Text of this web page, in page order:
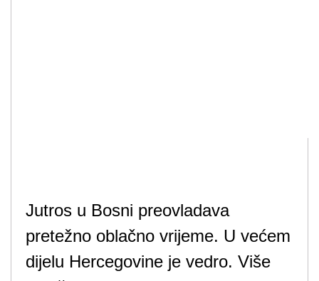
Jutros u Bosni preovladava
pretežno oblačno vrijeme. U većem
dijelu Hercegovine je vedro. Više